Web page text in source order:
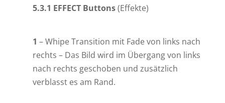
5.3.1 EFFECT Buttons(Effekte)
1 – Whipe Transition mit Fade von links nach
rechts – Das Bild wird im Übergang von links
nach rechts geschoben und zusätzlich
verblasst es am Rand.